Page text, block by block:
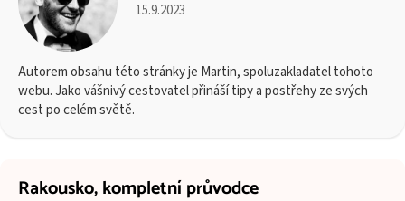
15.9.2023
Autorem obsahu této stránky je Martin, spoluzakladatel tohoto
webu. Jako vášnivý cestovatel přináší tipy a postřehy ze svých
cest po celém světě.
Rakousko,kompletní průvodce